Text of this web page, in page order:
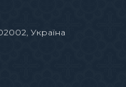
02002, Україна